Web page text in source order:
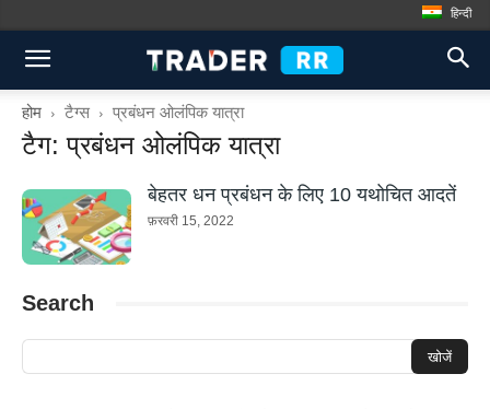
हिन्दी
होम टैग्स प्रबंधन ओलंपिक यात्रा
टैग: प्रबंधन ओलंपिक यात्रा
बेहतर धन प्रबंधन के लिए 10 यथोचित आदतें
फ़रवरी 15, 2022
Search